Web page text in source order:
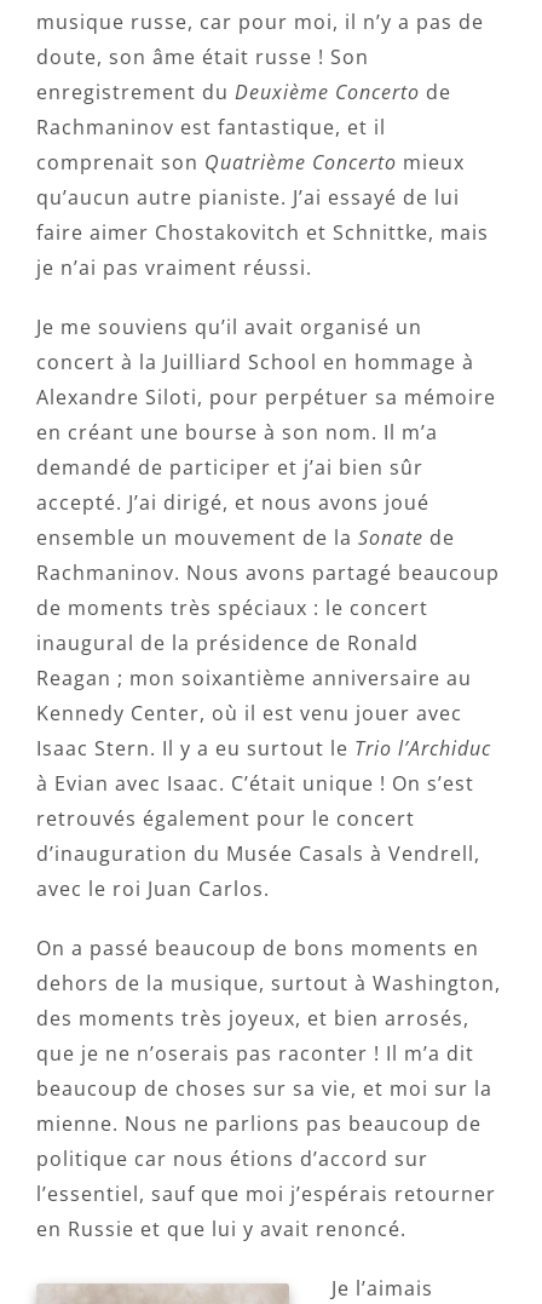
musique russe, car pour moi, il n’y a pas de
doute, son âme était russe ! Son
enregistrement du Deuxième Concerto de
Rachmaninov est fantastique, et il
comprenait son Quatrième Concerto mieux
qu’aucun autre pianiste. J’ai essayé de lui
faire aimer Chostakovitch et Schnittke, mais
je n’ai pas vraiment réussi.
Je me souviens qu’il avait organisé un
concert à la Juilliard School en hommage à
Alexandre Siloti, pour perpétuer sa mémoire
en créant une bourse à son nom. Il m’a
demandé de participer et j’ai bien sûr
accepté. J’ai dirigé, et nous avons joué
ensemble un mouvement de la Sonate de
Rachmaninov. Nous avons partagé beaucoup
de moments très spéciaux : le concert
inaugural de la présidence de Ronald
Reagan ; mon soixantième anniversaire au
Kennedy Center, où il est venu jouer avec
Isaac Stern. Il y a eu surtout le Trio l’Archiduc
à Evian avec Isaac. C’était unique ! On s’est
retrouvés également pour le concert
d’inauguration du Musée Casals à Vendrell,
avec le roi Juan Carlos.
On a passé beaucoup de bons moments en
dehors de la musique, surtout à Washington,
des moments très joyeux, et bien arrosés,
que je ne n’oserais pas raconter ! Il m’a dit
beaucoup de choses sur sa vie, et moi sur la
mienne. Nous ne parlions pas beaucoup de
politique car nous étions d’accord sur
l’essentiel, sauf que moi j’espérais retourner
en Russie et que lui y avait renoncé.
Je l’aimais